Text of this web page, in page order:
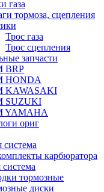
газа
тормоза, сцепления
Трос газа
Трос сцепления
запчасти
BRP
HONDA
KAWASAKI
SUZUKI
YAMAHA
ориг
система
карбюратора
тормозные
диски